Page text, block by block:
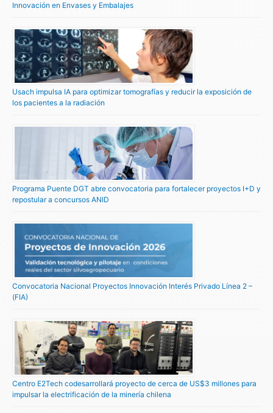
Innovación en Envases y Embalajes
Usach impulsa IA para optimizar tomografías y reducir la exposición de
los pacientes a la radiación
Programa Puente DGT abre convocatoria para fortalecer proyectos I+D y
repostular a concursos ANID
Convocatoria Nacional Proyectos Innovación Interés Privado Línea 2 –
(FIA)
Centro E2Tech codesarrollará proyecto de cerca de US$3 millones para
impulsar la electrificación de la minería chilena